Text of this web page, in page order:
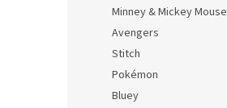
Minney & Mickey Mouse
Avengers
Stitch
Pokémon
Bluey